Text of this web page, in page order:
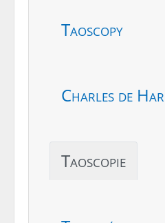
Taoscopy
Charles de
Taoscopie